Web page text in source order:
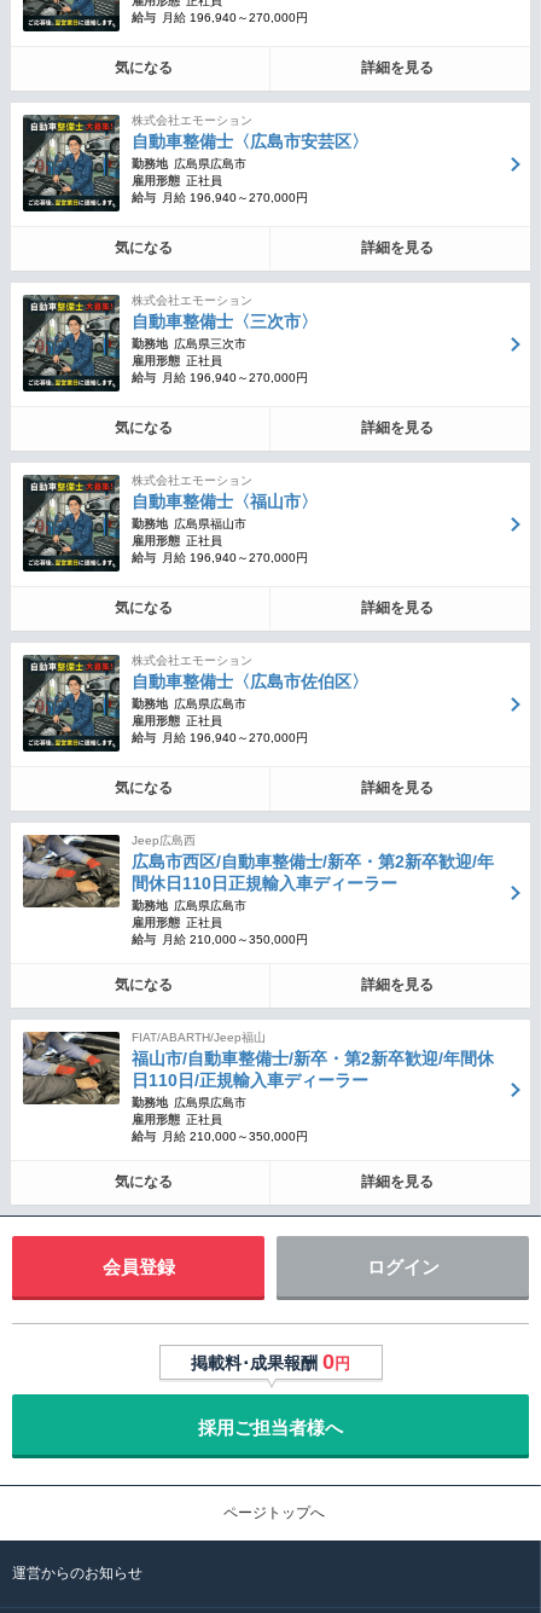
給与
月給 196,940～270,000円
気になる 詳細を見る
株式会社エモーション
自動車整備士〈広島市安芸区〉
勤務地 広島県広島市
雇用形態 正社員
給与
月給 196,940～270,000円
気になる 詳細を見る
株式会社エモーション
自動車整備士〈三次市〉
勤務地 広島県三次市
雇用形態 正社員
給与
月給 196,940～270,000円
気になる 詳細を見る
株式会社エモーション
自動車整備士〈福山市〉
勤務地 広島県福山市
雇用形態 正社員
給与
月給 196,940～270,000円
気になる 詳細を見る
株式会社エモーション
自動車整備士〈広島市佐伯区〉
勤務地 広島県広島市
雇用形態 正社員
給与
月給 196,940～270,000円
気になる 詳細を見る
Jeep広島西
広島市西区/自動車整備士/新卒・第2新卒歓迎/年
間休日110日正規輸入車ディーラー
勤務地 広島県広島市
雇用形態 正社員
給与
月給 210,000～350,000円
気になる 詳細を見る
FIAT/ABARTH/Jeep福山
福山市/自動車整備士/新卒・第2新卒歓迎/年間休
日110日/正規輸入車ディーラー
勤務地 広島県広島市
雇用形態 正社員
給与
月給 210,000～350,000円
気になる 詳細を見る
会員登録 ログイン
掲載料･成果報酬 0円
採用ご担当者様へ
ページトップへ
運営からのお知らせ